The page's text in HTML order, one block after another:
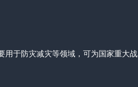
用于防灾减灾等领域，可为国家重大战